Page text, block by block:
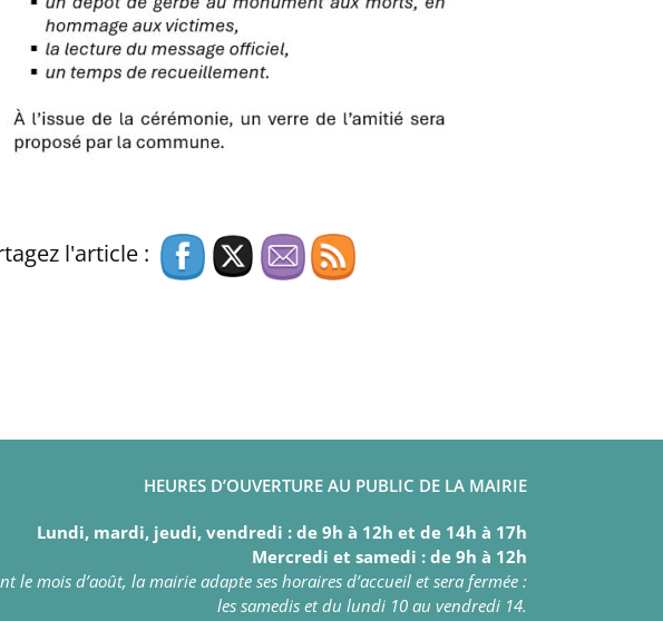
l'article :
HEURES D’OUVERTURE AU PUBLIC DE LA MAIRIE
Lundi, mardi, jeudi, vendredi : de 9h à 12h et de 14h à 17h
Mercredi et samedi : de 9h à 12h
le mois d’août, la mairie adapte ses horaires d’accueil et sera fermée :
les samedis et du lundi 10 au vendredi 14.